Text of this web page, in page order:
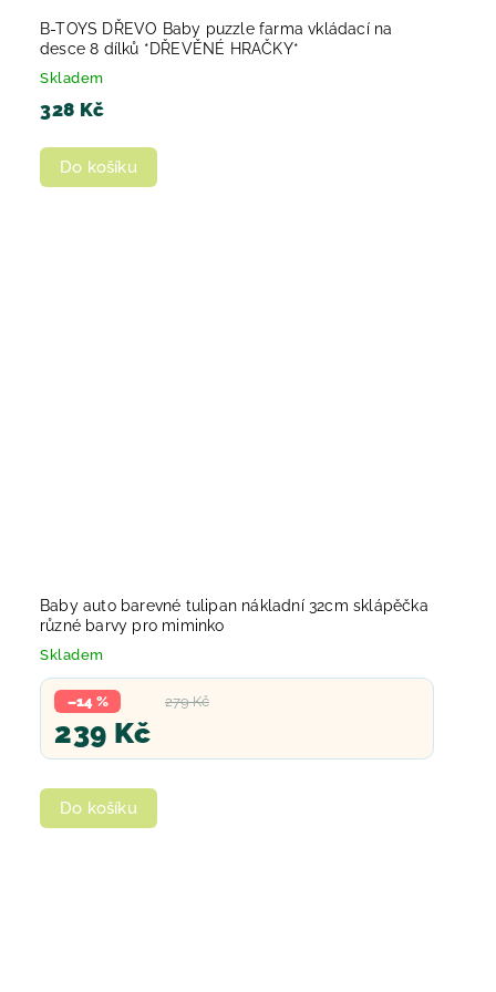
B-TOYS DŘEVO Baby puzzle farma vkládací na
desce 8 dílků *DŘEVĚNÉ HRAČKY*
Skladem
328 Kč
Do košíku
Baby auto barevné tulipan nákladní 32cm sklápěčka
různé barvy pro miminko
Skladem
279 Kč
–14 %
239 Kč
Do košíku